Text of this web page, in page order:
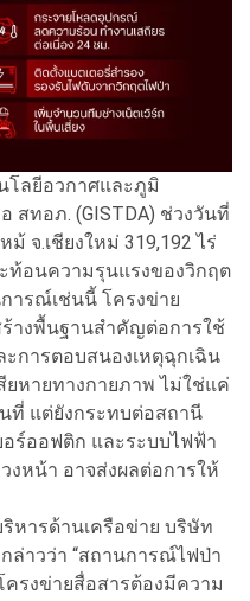
ลยีอวกาศและภูมิ
สทอภ. (GISTDA) ช่วงวันที่
จ.เชียงใหม่ 319,192 ไร่
ท้อนความรุนแรงของวิกฤต
ารณ์เช่นนี้ โครงข่าย
ร้างพื้นฐานสำคัญต่อการใช้
การตอบสนองเหตุฉุกเฉิน
หายทางกายภาพ ไม่ใช่แค่
ที่ แต่ยังกระทบต่อสถานี
ร์ออฟติก และระบบไฟฟ้า
งหน้า อาจส่งผลต่อการให้
ารด้านเครือข่าย บริษัท
ล่าวว่า “สถานการณ์ไฟป่า
ครงข่ายสื่อสารต้องมีความ